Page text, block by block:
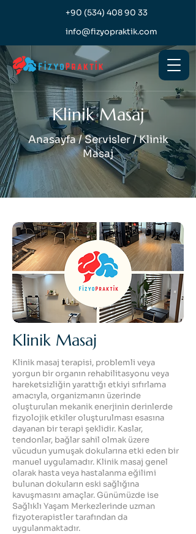
+90 (534) 408 90 33
info@fizyopraktik.com
Klinik Masaj
Anasayfa / Servisler / Klinik
Masaj
Klinik Masaj
Klinik masaj terapisi, problemli veya
yorgun bir organın rehabilitasyonu veya
hareketsizliğin yarattığı etkiyi sıfırlama
amacıyla, organizmanın üzerinde
oluşturulan mekanik enerjinin derinlerde
fizyolojik etkiler oluşturulması esasına
dayanan bir terapi şeklidir. Kaslar,
tendonlar, bağlar sahil olmak üzere
vücudun yumuşak dokularına etki eden bir
manuel uygulamadır. Klinik masaj genel
olarak hasta veya hastalanma eğilimi
bulunan dokuların eski sağlığına
kavuşmasını amaçlar. Günümüzde ise
Sağlıklı Yaşam Merkezlerinde uzman
fizyoterapistler tarafından da
uygulanmaktadır.